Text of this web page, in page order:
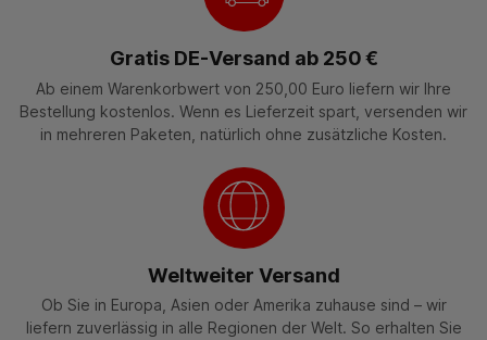
Gratis DE-Versand ab 250 €
Ab einem Warenkorbwert von 250,00 Euro liefern wir Ihre
Bestellung kostenlos. Wenn es Lieferzeit spart, versenden wir
in mehreren Paketen, natürlich ohne zusätzliche Kosten.
Weltweiter Versand
Ob Sie in Europa, Asien oder Amerika zuhause sind – wir
liefern zuverlässig in alle Regionen der Welt. So erhalten Sie